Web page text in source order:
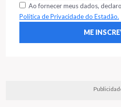
Ao fornecer meus dados,
Política de Privacidade do Estadão.